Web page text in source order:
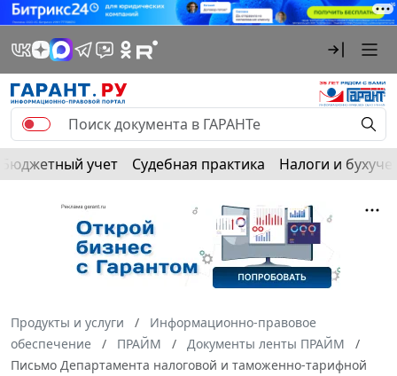
Бюджетный учет Судебная практика Налоги и
Продукты и услуги
Информационно-правовое
обеспечение
ПРАЙМ
Документы ленты ПРАЙМ
Письмо Департамента налоговой и таможенно-тарифной